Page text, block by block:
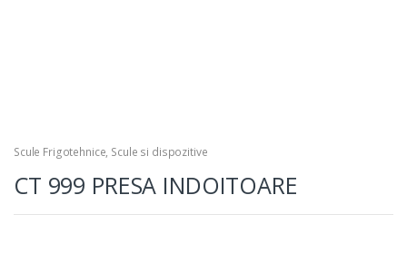
Scule Frigotehnice, Scule si dispozitive
CT 999 PRESA INDOITOARE